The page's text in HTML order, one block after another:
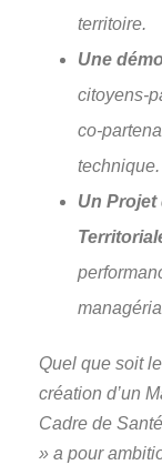
territoire.
Une
citoyens-
co-
technique.
Un Projet
Quel que soit
création d’un
Cadre de
» a pour